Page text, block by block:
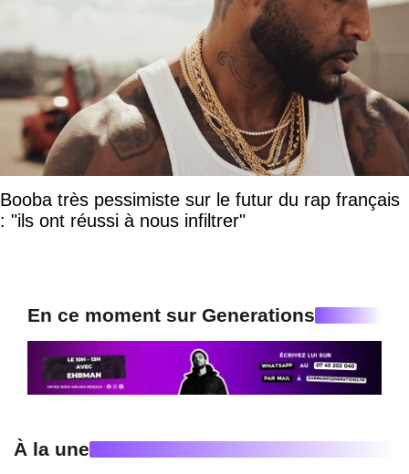
Booba très pessimiste sur le futur du rap français
: "ils ont réussi à nous infiltrer"
En ce moment sur Generations
À la une